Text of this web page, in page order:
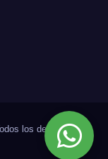
los derechos